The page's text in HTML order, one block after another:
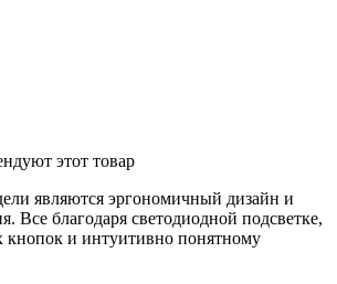
этот товар
являются эргономичный дизайн и
Все благодаря светодиодной подсветке,
кнопок и интуитивно понятному